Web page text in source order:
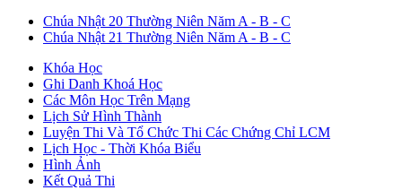
Chúa Nhật 20 Thường Niên Năm A - B - C
Chúa Nhật 21 Thường Niên Năm A - B - C
Khóa Học
Ghi Danh Khoá Học
Các Môn Học Trên Mạng
Lịch Sử Hình Thành
Luyện Thi Và Tổ Chức Thi Các Chứng Chỉ LCM
Lịch Học - Thời Khóa Biểu
Hình Ảnh
Kết Quả Thi